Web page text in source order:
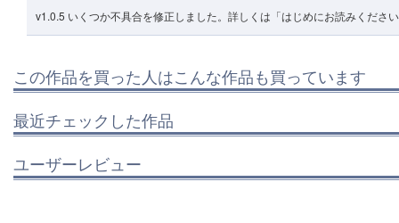
v1.0.5 いくつか不具合を修正しました。詳しくは「はじめにお読みくださ
この作品を買った人はこんな作品も買っています
最近チェックした作品
ユーザーレビュー